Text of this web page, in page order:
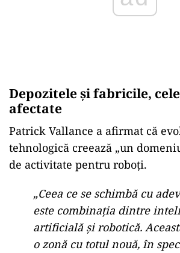
Depozitele și fabricile,
afectate
Patrick Vallance a afirmat că
tehnologică creează „un
de activitate pentru roboți.
„Ceea ce se schimbă cu
este combinația dintre
artificială și robotică.
o zonă cu totul nouă, în